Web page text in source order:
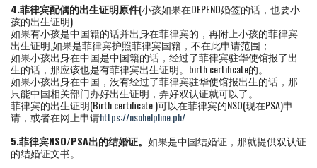
4.菲律宾配偶的出生证明原件(小孩如果在DEPEND婚签的话，也要小
孩的出生证明)
如果有小孩是中国籍的话并出身在菲律宾的，再附上小孩的菲律宾
出生证明,如果是菲律宾护照菲律宾国籍，不在此申请范围；
如果小孩出身在中国是中国籍的话，经过了菲律宾驻华使馆报了出
生的话，那应该也是有菲律宾出生证明。birth certificate的。
如果小孩出身在中国，没有经过了菲律宾驻华使馆报出生的话，那
只能中国相关部门办好出生证明，弄好双认证就可以了。
菲律宾的出生证明(Birth certificate )可以在菲律宾的NSO(现在PSA)申
请，或者在网上申请https://nsohelpline.ph/
5.菲律宾NSO/PSA出的结婚证。 如果是中国结婚证，那就提供双认证
的结婚证文书。